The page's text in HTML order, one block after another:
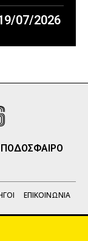
07/2026
ΠΟΔΟΣΦΑΙΡΟ
ΕΠΙΚΟΙΝΩΝΙΑ